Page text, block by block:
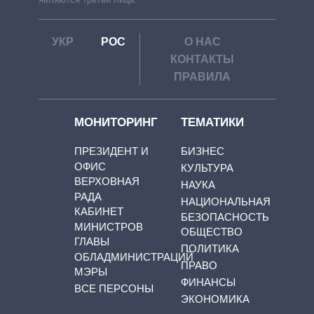
УКР РОС
О НАС
КОНТАКТЫ
ПРАВИЛА
МОНИТОРИНГ
ПРЕЗИДЕНТ И
ОФИС
ВЕРХОВНАЯ
РАДА
КАБИНЕТ
МИНИСТРОВ
ГЛАВЫ
ОБЛАДМИНИСТРАЦИЙ
МЭРЫ
ВСЕ ПЕРСОНЫ
ТЕМАТИКИ
БИЗНЕС
КУЛЬТУРА
НАУКА
НАЦИОНАЛЬНАЯ
БЕЗОПАСНОСТЬ
ОБЩЕСТВО
ПОЛИТИКА
ПРАВО
ФИНАНСЫ
ЭКОНОМИКА